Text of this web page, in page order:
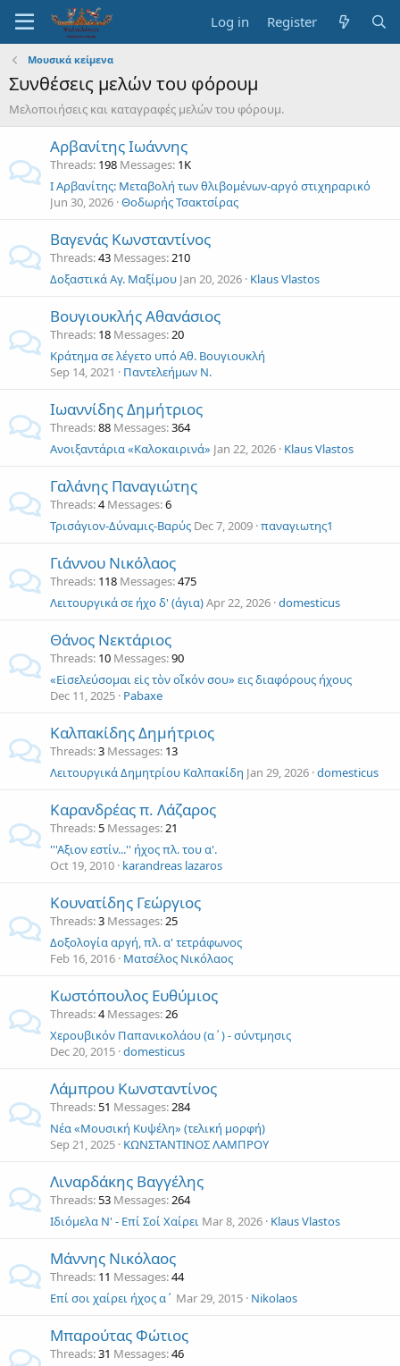
Log in Register
Μουσικά κείμενα
Συνθέσεις μελών του φόρουμ
Μελοποιήσεις και καταγραφές μελών του φόρουμ.
Αρβανίτης Ιωάννης
Threads 198 Messages 1K
Ι Αρβανίτης: Μεταβολή των θλιβομένων-αργό στιχηραρικό
Jun 30, 2026 Θοδωρής Τσακτσίρας
Βαγενάς Κωνσταντίνος
Threads 43 Messages 210
Δοξαστικά Αγ. Μαξίμου Jan 20, 2026 Klaus Vlastos
Βουγιουκλής Αθανάσιος
Threads 18 Messages 20
Κράτημα σε λέγετο υπό Αθ. Βουγιουκλή
Sep 14, 2021
Παντελεήμων Ν.
Ιωαννίδης Δημήτριος
Threads 88 Messages 364
Ανοιξαντάρια «Καλοκαιρινά» Jan 22, 2026 Klaus Vlastos
Γαλάνης Παναγιώτης
Threads 4 Messages 6
Τρισάγιον-Δύναμις-Βαρύς Dec 7, 2009 παναγιωτης1
Γιάννου Νικόλαος
Threads 118 Messages 475
Λειτουργικά σε ήχο δ' (άγια)Apr 22, 2026 domesticus
Θάνος Νεκτάριος
Threads 10 Messages 90
«Εἰσελεύσομαι εἰς τὸν οἶκόν σου» εις διαφόρους ήχους
Dec 11, 2025 Pabaxe
Καλπακίδης Δημήτριος
Threads 3 Messages 13
Λειτουργικά Δημητρίου Καλπακίδη Jan 29, 2026 domesticus
Καρανδρέας π. Λάζαρος
Threads 5 Messages 21
'''Aξιον εστίν...'' ήχος πλ. του α'.
Oct 19, 2010 karandreas lazaros
Κουνατίδης Γεώργιος
Threads 3 Messages 25
Δοξολογία αργή, πλ. α' τετράφωνος
Feb 16, 2016 Ματσέλος Νικόλαος
Κωστόπουλος Ευθύμιος
Threads 4 Messages 26
Χερουβικόν Παπανικολάου (α΄) - σύντμησις
Dec 20, 2015 domesticus
Λάμπρου Κωνσταντίνος
Threads 51 Messages 284
Νέα «Μουσική Κυψέλη» (τελική μορφή)
Sep 21, 2025 ΚΩΝΣΤΑΝΤΙΝΟΣ ΛΑΜΠΡΟΥ
Λιναρδάκης Βαγγέλης
Threads 53 Messages 264
Ιδιόμελα Ν' - Επί Σοί Χαίρει Mar 8, 2026 Klaus Vlastos
Μάννης Νικόλαος
Threads 11 Messages 44
Επί σοι χαίρει ήχος α΄ Mar 29, 2015 Nikolaos
Μπαρούτας Φώτιος
Threads 31 Messages 46